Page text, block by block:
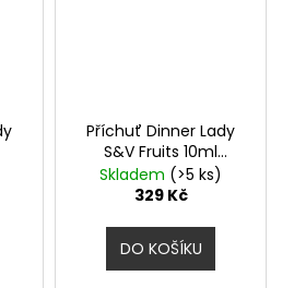
Příchuť Dinner Lady
S&V Fruits 10ml
Watermelon Chill
Skladem (>5 ks)
329 Kč
DO KOŠÍKU